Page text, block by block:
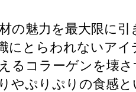
の魅力を最大限に引
にとらわれないア
るコラーゲンを壊さ
やぷりぷりの食感